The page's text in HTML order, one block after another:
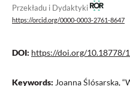
Przekładu i Dydaktyki
https://orcid.org/0000-0003-2761-8647
DOI: https://doi.org/10.18778/
Keywords: Joanna Ślósarska,